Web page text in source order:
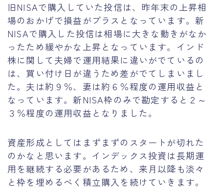
旧NISAで購入していた投信は、昨年末の上昇相
場のおかげで損益がプラスとなっています。新
NISAで購入した投信は相場に大きな動きがなか
ったため緩やかな上昇となっています。インド
株に関して夫婦で運用結果に違いがでているの
は、買い付け日が違うため差がでてしまいまし
た。夫は約９％、妻は約６％程度の運用収益と
なっています。新NISA枠のみで勘定すると２～
３％程度の運用収益となりました。
資産形成としてはまずまずのスタートが切れた
のかなと思います。インデックス投資は長期運
用を継続する必要があるため、来月以降も淡々
と枠を埋めるべく積立購入を続けていきます。